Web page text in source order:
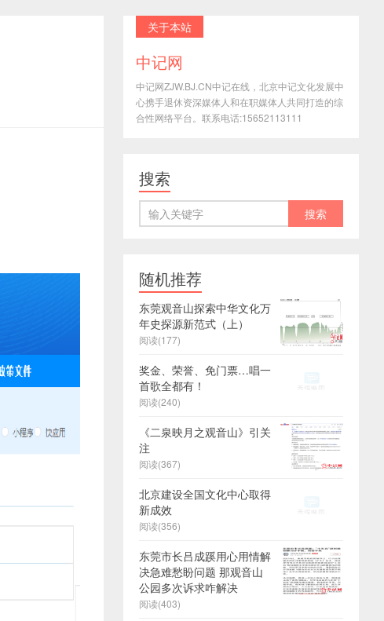
关于本站
中记网
中记网ZJW.BJ.CN中记在线，北京中记文化发展中
心携手退休资深媒体人和在职媒体人共同打造的综
合性网络平台。联系电话:15652113111
搜索
随机推荐
东莞观音山探索中华文化万
年史探源新范式（上）
阅读(177)
奖金、荣誉、免门票…唱一
首歌全都有！
阅读(240)
《二泉映月之观音山》引关
注
阅读(367)
北京建设全国文化中心取得
新成效
阅读(356)
东莞市长吕成蹊用心用情解
决急难愁盼问题 那观音山
公园多次诉求咋解决
阅读(403)